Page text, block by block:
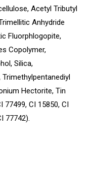
Acetyl Tributyl
Anhydride
Fluorphlogopite,
Copolymer,
Silica,
Hectorite, Tin
77499, CI 15850, CI
77742).